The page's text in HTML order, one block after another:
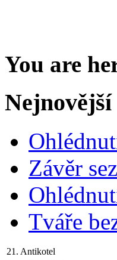
You are
Nejnovější
Závěr
Tváře
21. Antikotel